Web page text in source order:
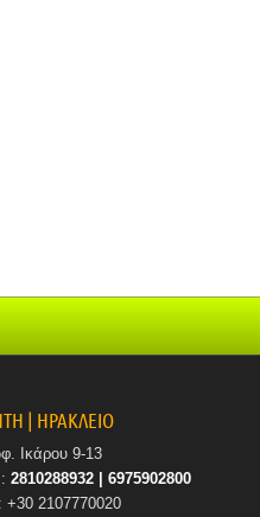
| ΗΡΑΚΛΕΙΟ
Ικάρου 9-13
2810288932 | 6975902800
+30 2107770020